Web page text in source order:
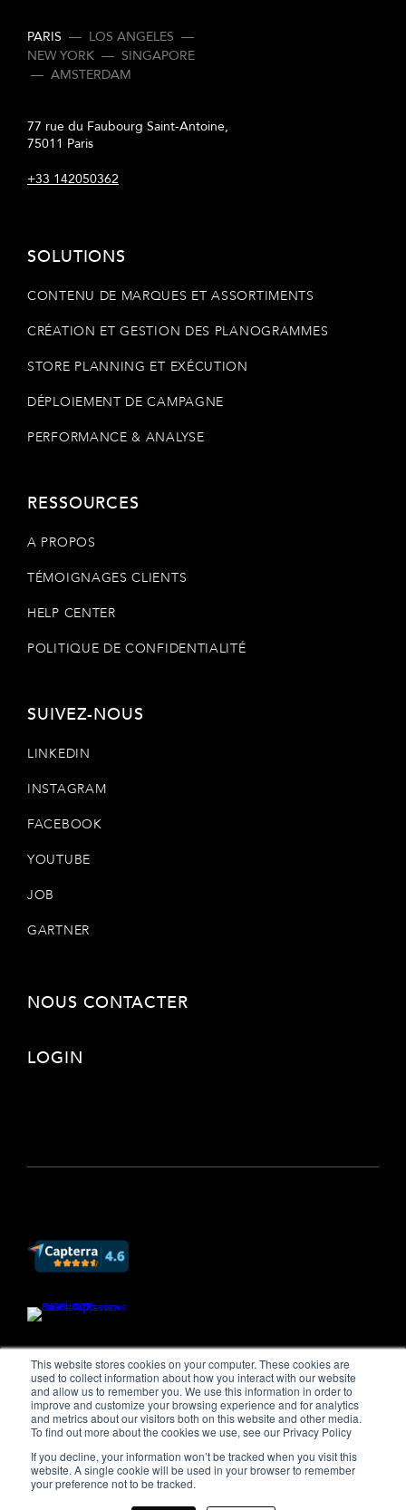
This website stores cookies on your computer. These cookies are
used to collect information about how you interact with our website
and allow us to remember you. We use this information in order to
improve and customize your browsing experience and for analytics
and metrics about our visitors both on this website and other media.
To find out more about the cookies we use, see our Privacy Policy
If you decline, your information won’t be tracked when you visit this
website. A single cookie will be used in your browser to remember
your preference not to be tracked.
PARIS
77 rue du Faubourg Saint-Antoine,
75011 Paris
+33 142050362
— LOS ANGELES —
NEW YORK — SINGAPORE
— AMSTERDAM
SOLUTIONS
CONTENU DE MARQUES ET ASSORTIMENTS
CRÉATION ET GESTION DES PLANOGRAMMES
STORE PLANNING ET EXÉCUTION
DÉPLOIEMENT DE CAMPAGNE
PERFORMANCE & ANALYSE
RESSOURCES
A PROPOS
TÉMOIGNAGES CLIENTS
HELP CENTER
POLITIQUE DE CONFIDENTIALITÉ
SUIVEZ-NOUS
LINKEDIN
INSTAGRAM
FACEBOOK
YOUTUBE
JOB
GARTNER
NOUS CONTACTER
LOGIN